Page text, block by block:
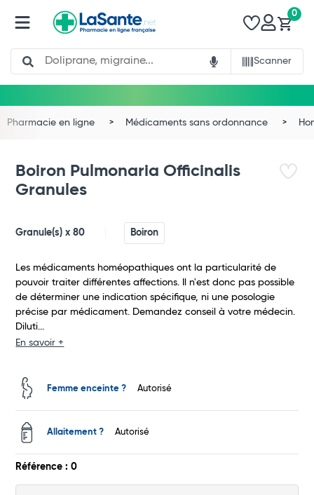
Search
Scanner
0
Pharmacie en ligne Médicaments sans ordonnance
Boiron Pulmonaria Officinalis
Granules
Granule(s) x 80 Boiron
Les médicaments homéopathiques ont la particularité de
pouvoir traiter différentes affections. Il n'est donc pas possible
de déterminer une indication spécifique, ni une posologie
précise par médicament. Demandez conseil à votre médecin.
Diluti...
En savoir +
Femme enceinte ? Autorisé
Allaitement ? Autorisé
Référence : 0